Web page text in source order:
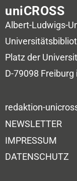
uniCROSS
Albert-Ludwigs-
Platz der
D-79098 Freiburg
redaktion-
NEWSLETTER
IMPRESSUM
DATENSCHUTZ